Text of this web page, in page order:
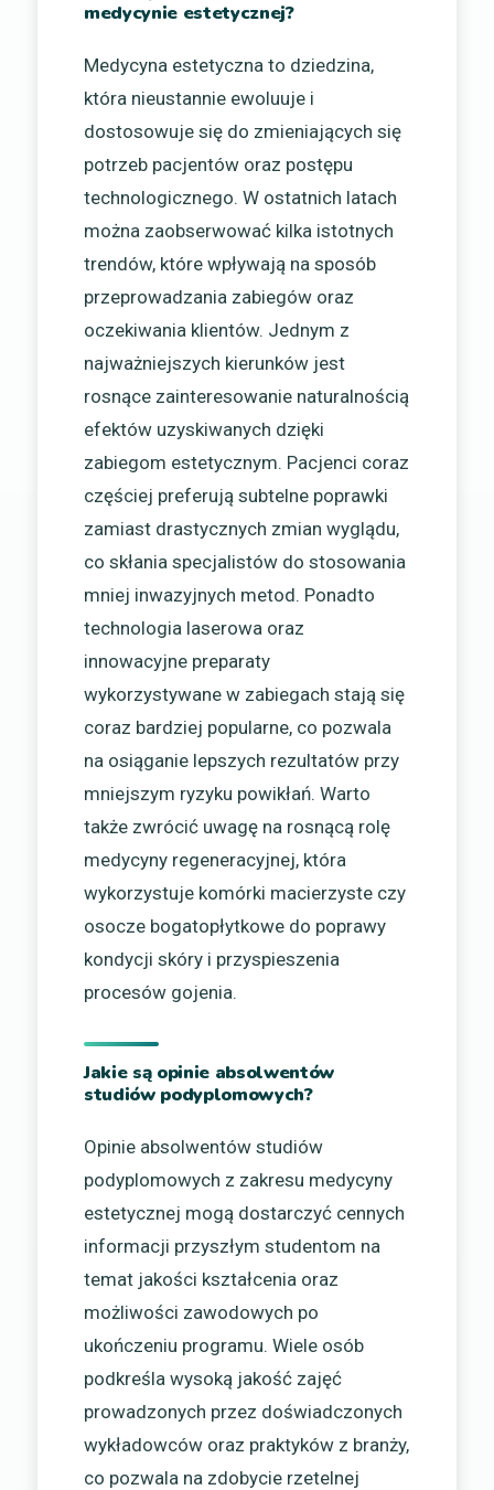
medycynie estetycznej?
Medycyna estetyczna to dziedzina,
która nieustannie ewoluuje i
dostosowuje się do zmieniających się
potrzeb pacjentów oraz postępu
technologicznego. W ostatnich latach
można zaobserwować kilka istotnych
trendów, które wpływają na sposób
przeprowadzania zabiegów oraz
oczekiwania klientów. Jednym z
najważniejszych kierunków jest
rosnące zainteresowanie naturalnością
efektów uzyskiwanych dzięki
zabiegom estetycznym. Pacjenci coraz
częściej preferują subtelne poprawki
zamiast drastycznych zmian wyglądu,
co skłania specjalistów do stosowania
mniej inwazyjnych metod. Ponadto
technologia laserowa oraz
innowacyjne preparaty
wykorzystywane w zabiegach stają się
coraz bardziej popularne, co pozwala
na osiąganie lepszych rezultatów przy
mniejszym ryzyku powikłań. Warto
także zwrócić uwagę na rosnącą rolę
medycyny regeneracyjnej, która
wykorzystuje komórki macierzyste czy
osocze bogatopłytkowe do poprawy
kondycji skóry i przyspieszenia
procesów gojenia.
Jakie są opinie absolwentów
studiów podyplomowych?
Opinie absolwentów studiów
podyplomowych z zakresu medycyny
estetycznej mogą dostarczyć cennych
informacji przyszłym studentom na
temat jakości kształcenia oraz
możliwości zawodowych po
ukończeniu programu. Wiele osób
podkreśla wysoką jakość zajęć
prowadzonych przez doświadczonych
wykładowców oraz praktyków z branży,
co pozwala na zdobycie rzetelnej